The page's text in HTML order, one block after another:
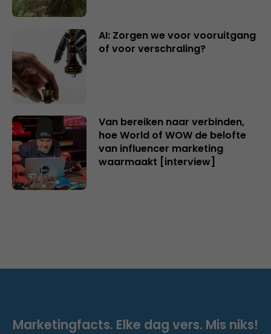
AI: Zorgen we voor vooruitgang
of voor verschraling?
Van bereiken naar verbinden,
hoe World of WOW de belofte
van influencer marketing
waarmaakt [interview]
Marketingfacts. Elke dag vers. Mis niks!